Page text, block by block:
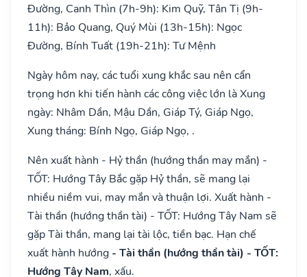
Đường, Canh Thìn (7h-9h): Kim Quỹ, Tân Tị (9h-
11h): Bảo Quang, Quý Mùi (13h-15h): Ngọc
Đường, Bính Tuất (19h-21h): Tư Mệnh
Ngày hôm nay, các tuổi xung khắc sau nên cẩn
trọng hơn khi tiến hành các công việc lớn là Xung
ngày: Nhâm Dần, Mậu Dần, Giáp Tý, Giáp Ngọ,
Xung tháng: Bính Ngọ, Giáp Ngọ, .
Nên xuất hành - Hỷ thần (hướng thần may mắn) -
TỐT: Hướng Tây Bắc gặp Hỷ thần, sẽ mang lại
nhiều niềm vui, may mắn và thuận lợi. Xuất hành -
Tài thần (hướng thần tài) - TỐT: Hướng Tây Nam sẽ
gặp Tài thần, mang lại tài lộc, tiền bạc. Hạn chế
xuất hành hướng - Tài thần (hướng thần tài) - TỐT:
Hướng Tây Nam, xấu.